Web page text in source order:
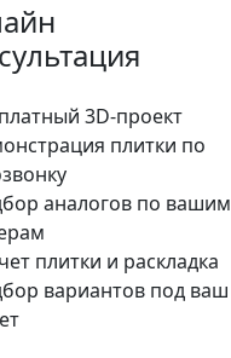
3D-проект
плитки по
аналогов по вашим
плитки и раскладка
вариантов под ваш